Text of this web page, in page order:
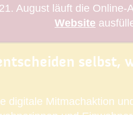
August läuft die
Website
selbst,
digitale Mitmachaktion